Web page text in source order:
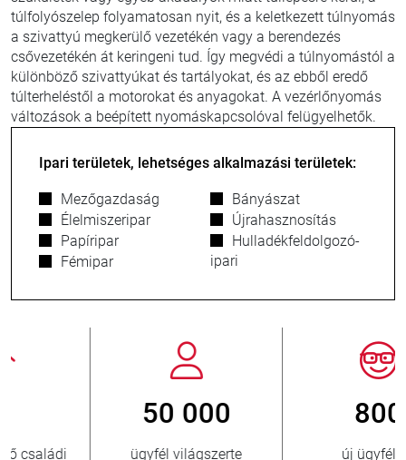
szűkületek vagy egyéb akadályok miatt túllépésre kerül, a
túlfolyószelep folyamatosan nyit, és a keletkezett túlnyomás
a szivattyú megkerülő vezetékén vagy a berendezés
csővezetékén át keringeni tud. Így megvédi a túlnyomástól a
különböző szivattyúkat és tartályokat, és az ebből eredő
túlterheléstől a motorokat és anyagokat. A vezérlőnyomás
Mezőgazdaság
Élelmiszeripar
Papíripar
Bányászat
Újrahasznosítás
Hulladékfeldolgozó-
> 3 500 000